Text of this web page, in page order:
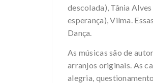
descolada), Tânia
esperança), Vilma.
Dança.
As músicas são de
arranjos originais. As
alegria,